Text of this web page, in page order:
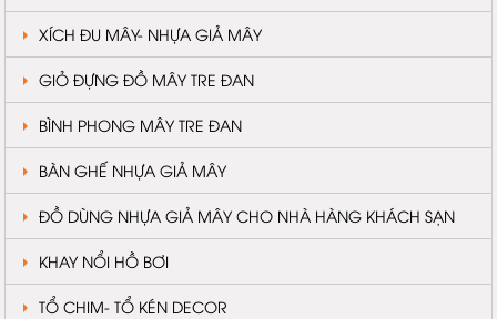
XÍCH ĐU MÂY- NHỰA GIẢ MÂY
GIỎ ĐỰNG ĐỒ MÂY TRE ĐAN
BÌNH PHONG MÂY TRE ĐAN
BÀN GHẾ NHỰA GIẢ MÂY
ĐỒ DÙNG NHỰA GIẢ MÂY CHO NHÀ HÀNG KHÁCH SẠN
KHAY NỔI HỒ BƠI
TỔ CHIM- TỔ KÉN DECOR